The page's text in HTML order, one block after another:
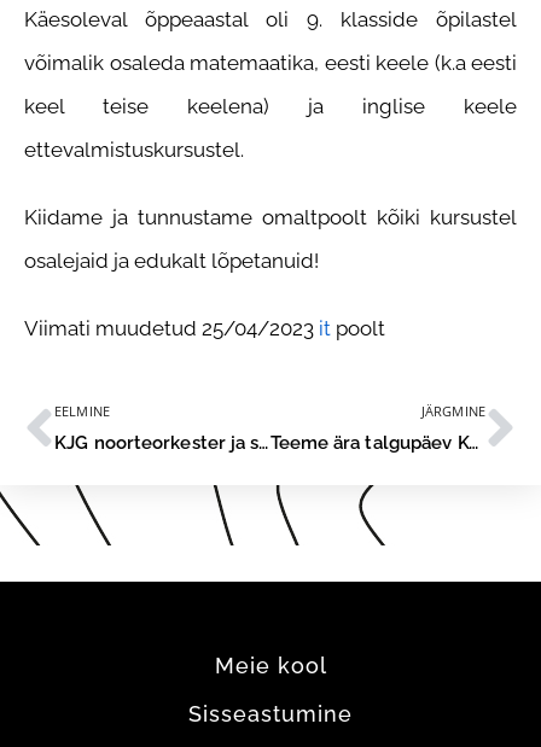
Käesoleval õppeaastal oli 9. klasside õpilastel
võimalik osaleda matemaatika, eesti keele (k.a eesti
keel teise keelena) ja inglise keele
ettevalmistuskursustel.
Kiidame ja tunnustame omaltpoolt kõiki kursustel
osalejaid ja edukalt lõpetanuid!
Viimati muudetud 25/04/2023 it poolt
EELMINE
KJG noorteorkester ja segakoor lunastasid pääsme XIII noorte laulupeole “Püha on maa”
JÄRGMINE
Teeme ära talgupäev Kohtla-Järvel
Meie kool
Sisseastumine